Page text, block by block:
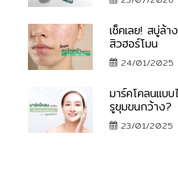
เช็คเลย! สบู่ล้า
สิวฮอร์โมน
24/01/
มาร์คโคลนแบ
รูขุมขนกว้าง?
23/01/